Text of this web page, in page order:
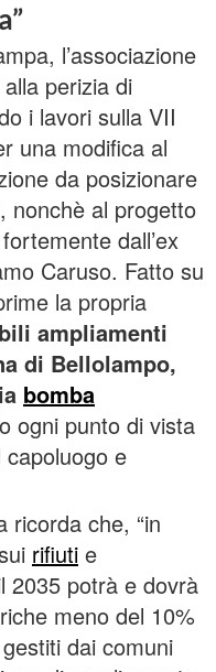
l’associazione
perizia di
i lavori sulla VII
una modifica al
da posizionare
nonchè al progetto
dall’ex
Caruso. Fatto su
la propria
ampliamenti
di Bellolampo,
bomba
ogni punto di vista
capoluogo e
ricorda che, “in
rifiuti e
2035 potrà e dovrà
meno del 10%
dai comuni